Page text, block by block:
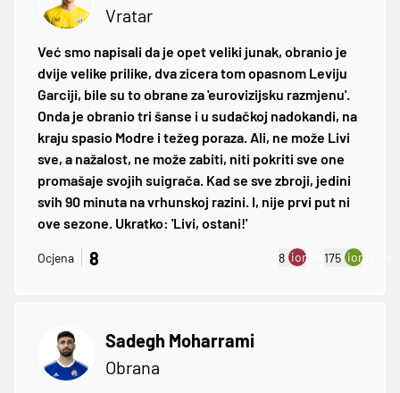
Vratar
Već smo napisali da je opet veliki junak, obranio je
dvije velike prilike, dva zicera tom opasnom Leviju
Garciji, bile su to obrane za 'eurovizijsku razmjenu'.
Onda je obranio tri šanse i u sudačkoj nadokandi, na
kraju spasio Modre i težeg poraza. Ali, ne može Livi
sve, a nažalost, ne može zabiti, niti pokriti sve one
promašaje svojih suigrača. Kad se sve zbroji, jedini
svih 90 minuta na vrhunskoj razini. I, nije prvi put ni
ove sezone. Ukratko: 'Livi, ostani!'
Ocjena 8 8 ion:minus
175 ion:plus
Sadegh Moharrami
Obrana